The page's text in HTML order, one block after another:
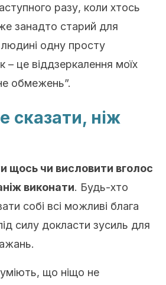
разу, коли хтось
занадто старий для
людині одну просту
– це віддзеркалення моїх
обмежень”.
сказати, ніж
щось чи висловити вголос
виконати. Будь-хто
собі всі можливі блага
силу докласти зусиль для
що ніщо не